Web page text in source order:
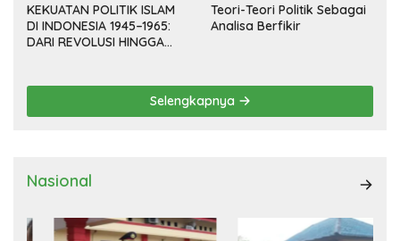
KEKUATAN POLITIK ISLAM
DI INDONESIA 1945–1965:
DARI REVOLUSI HINGGA
Teori-Teori Politik Sebagai
Analisa Berfikir
Selengkapnya
Nasional